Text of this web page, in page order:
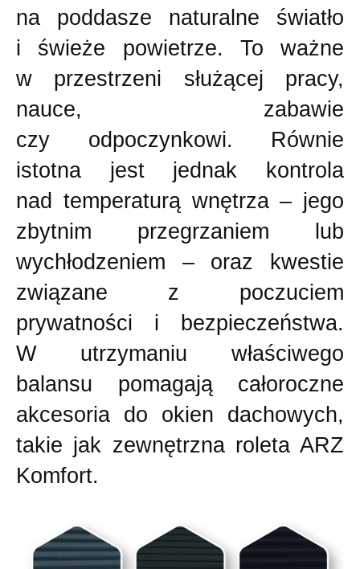
na poddasze naturalne światło
i świeże powietrze. To ważne
w przestrzeni służącej pracy,
nauce, zabawie
czy odpoczynkowi. Równie
istotna jest jednak kontrola
nad temperaturą wnętrza – jego
zbytnim przegrzaniem lub
wychłodzeniem – oraz kwestie
związane z poczuciem
prywatności i bezpieczeństwa.
W utrzymaniu właściwego
balansu pomagają całoroczne
akcesoria do okien dachowych,
takie jak zewnętrzna roleta ARZ
Komfort.